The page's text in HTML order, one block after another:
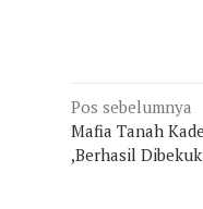
Navigasi
pos
Pos sebelumnya
Mafia Tanah
,Berhasil